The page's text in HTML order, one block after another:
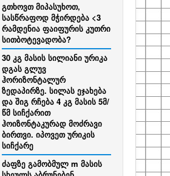
გთხოვთ მიპასუხოთ,
სასწრაფოდ მჭირდება <3
რამდენია ფაიფურის კუთრი
სითბოტევადობა?
30 კგ მასის სილიანი ურიკა
დგას გლუვ
ჰორიზონტალურ
ზედაპირზე. სილას ეჯახება
და შიგ რჩება 4 კგ მასის 5მ/
წმ სიჩქარით
ჰოიზონტაკურად მოძრავი
ბირთვი. იპოვეთ ურიკის
სიჩქარე
ძაფზე გამობმულ m მასის